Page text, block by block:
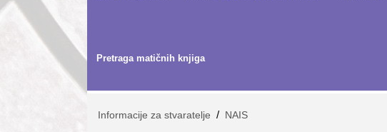
Pretraga matičnih knjiga
Informacije za stvaratelje / NAIS